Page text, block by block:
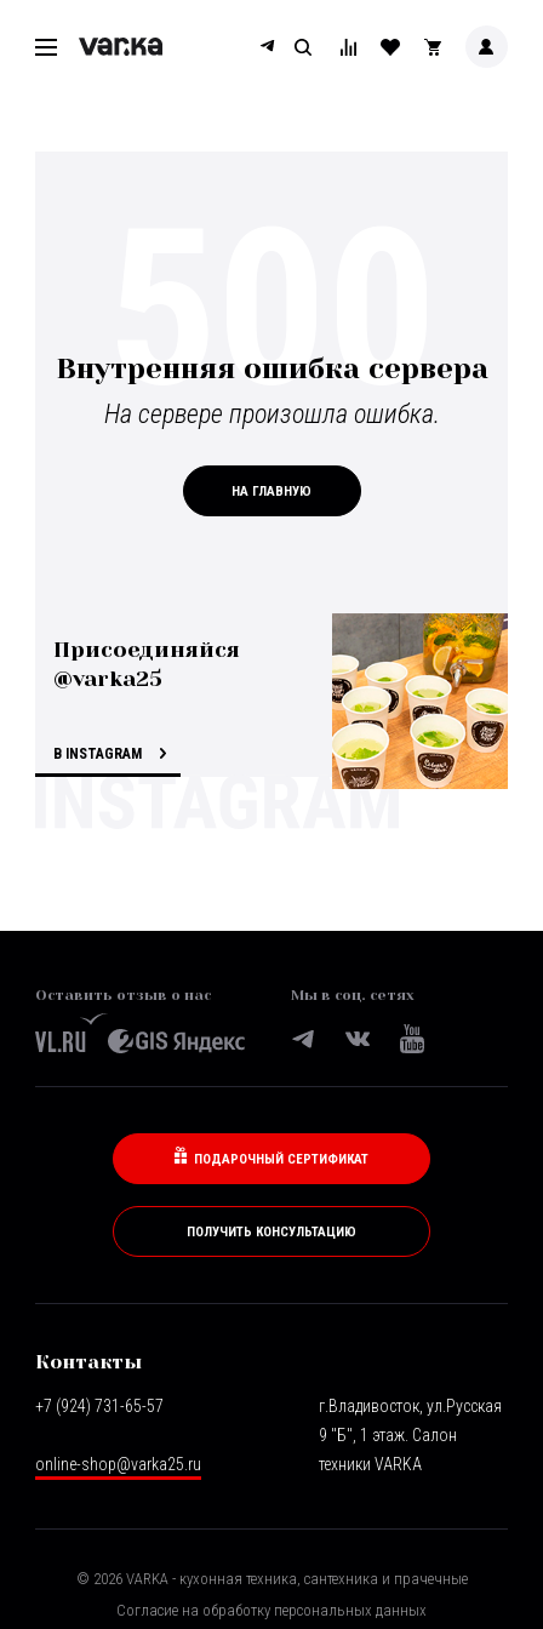
Внутренняя ошибка сервера
На сервере произошла ошибка.
НА ГЛАВНУЮ
500
Присоединяйся
@varka25
В INSTAGRAM
Оставить отзыв о нас Мы в соц. сетях
ПОДАРОЧНЫЙ СЕРТИФИКАТ
ПОЛУЧИТЬ КОНСУЛЬТАЦИЮ
Контакты
+7 (924) 731-65-57
online-shop@varka25.ru
г.Владивосток, ул.Русская
9 "Б", 1 этаж. Салон
техники VARKA
© 2026VARKA - кухонная техника, сантехника и прачечные
Согласие на обработку персональных данных